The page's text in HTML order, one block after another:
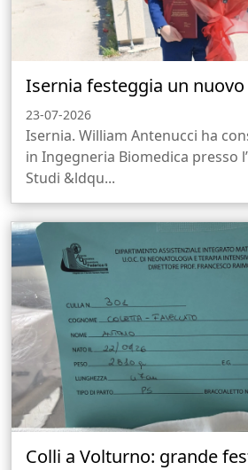
Isernia festeggia un nuovo
23-07-2026
Isernia. William Antenucci ha
in Ingegneria Biomedica presso
Studi &ldqu...
Colli a Volturno: grande